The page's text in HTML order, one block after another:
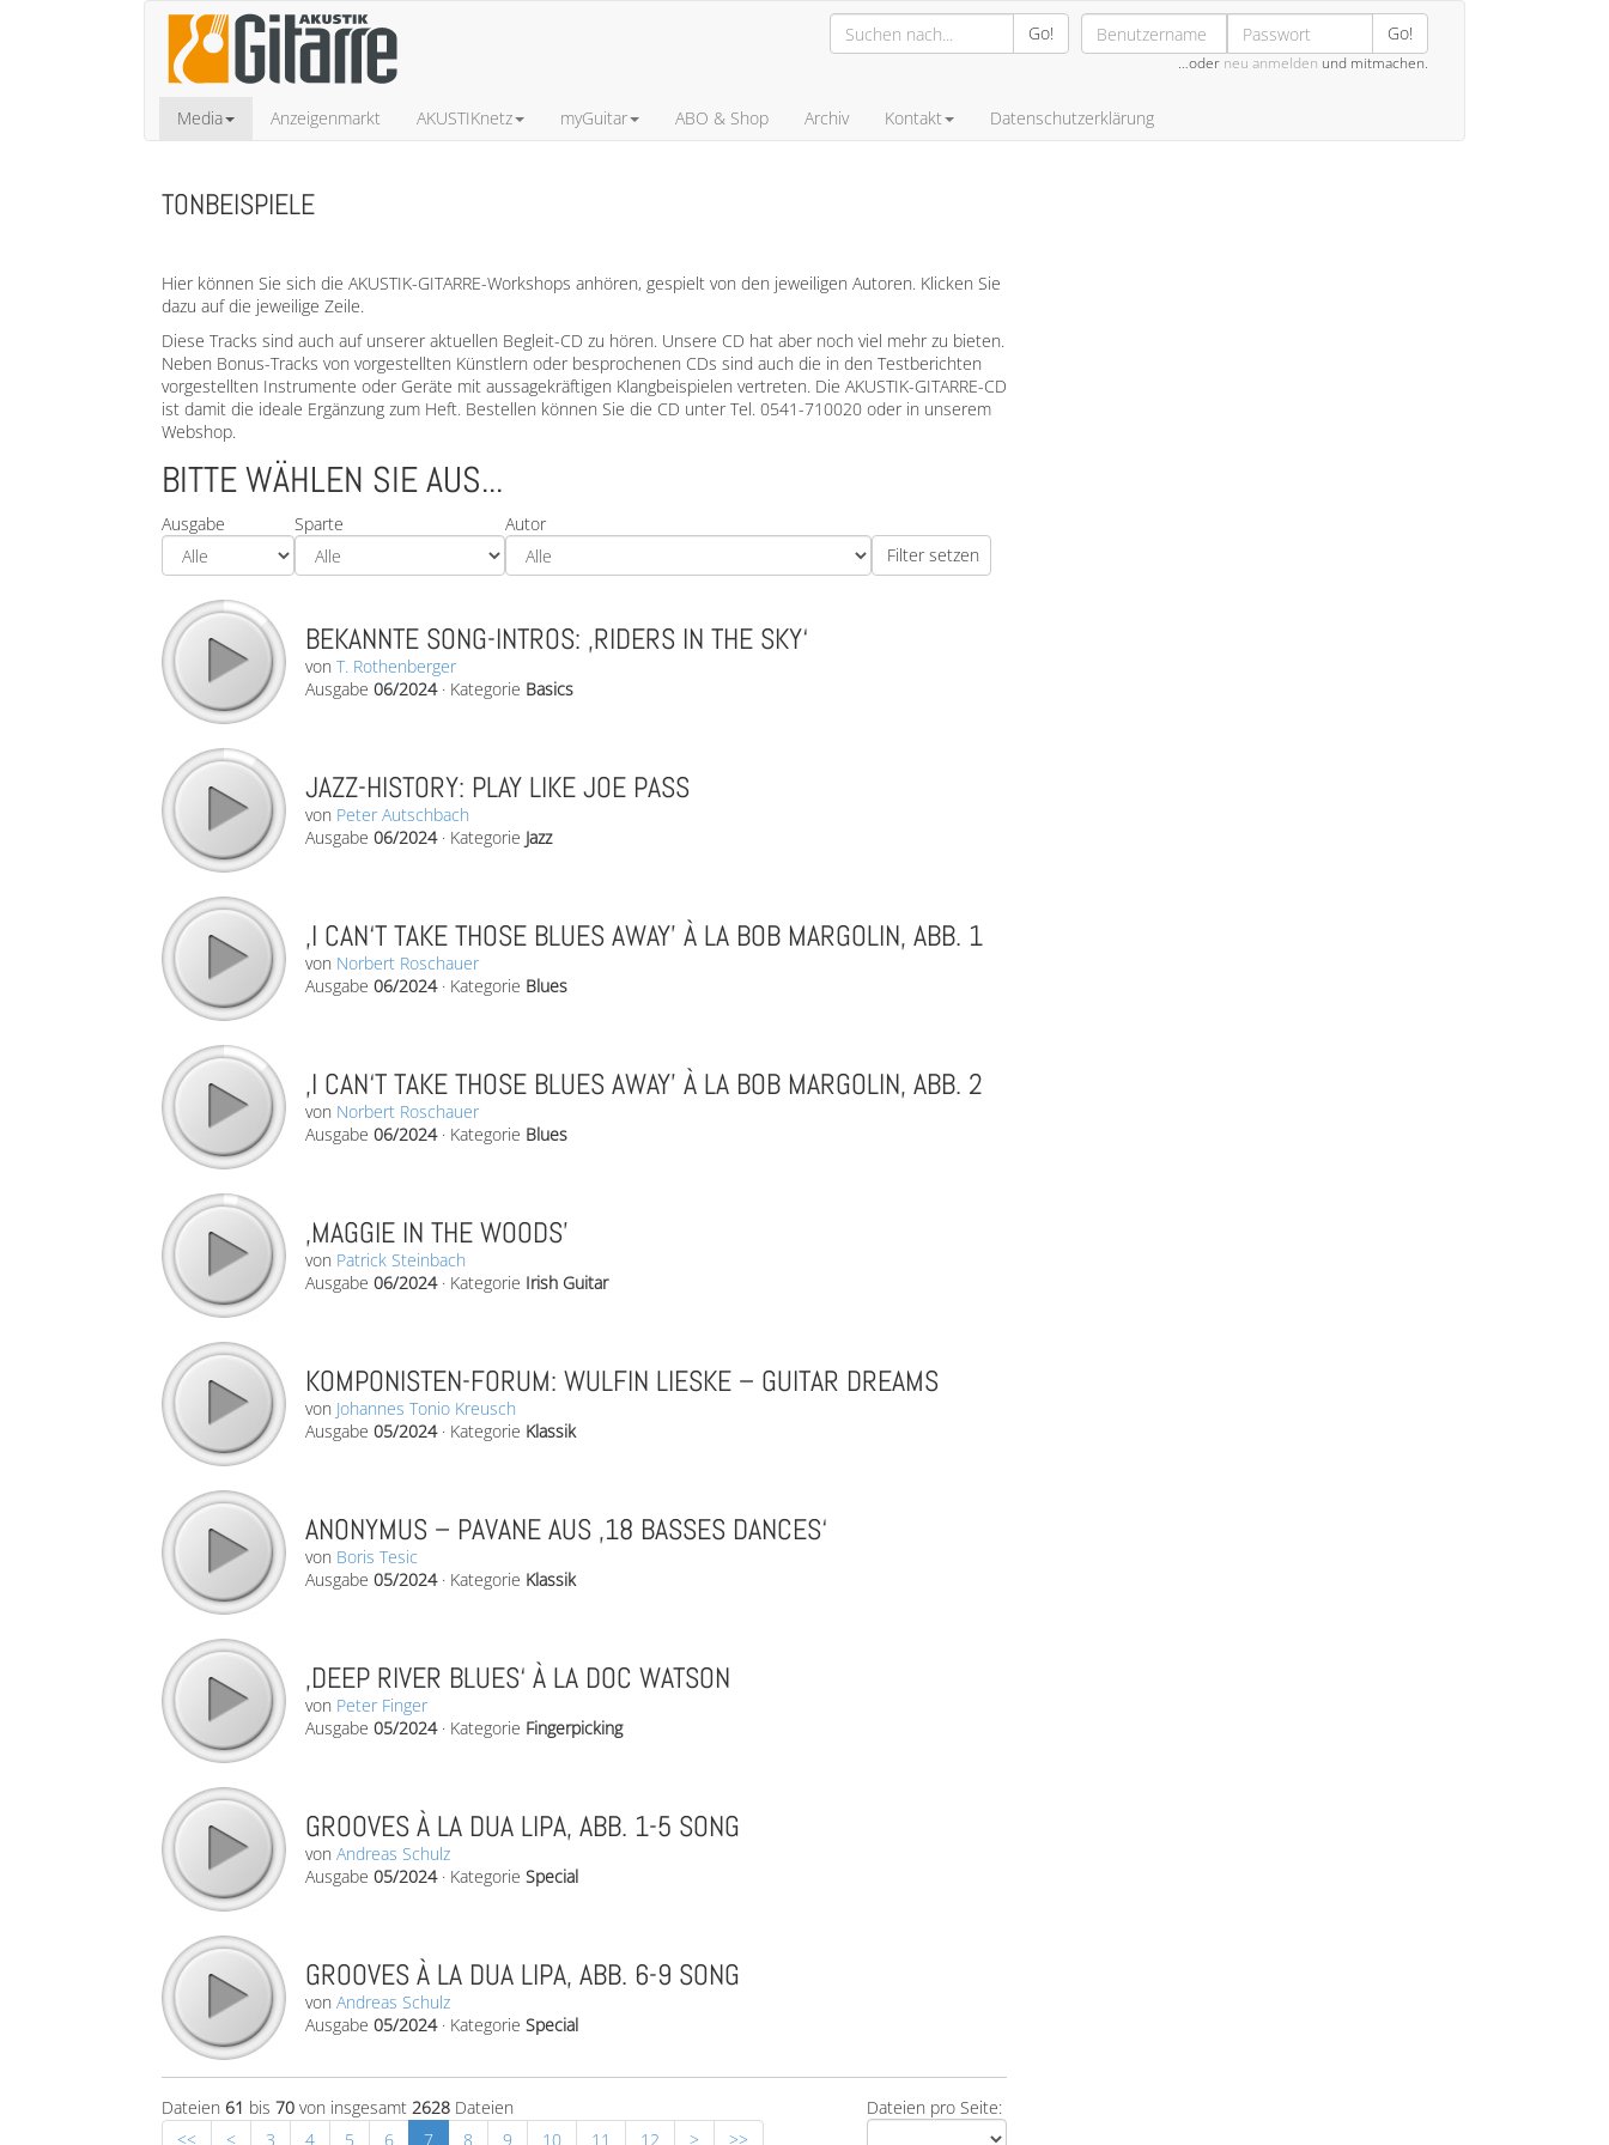
Go! Go!
…oder neu anmelden und mitmachen.
Media Anzeigenmarkt AKUSTIKnetz myGuitar ABO & Shop Archiv Kontakt Datenschutzerklärung
TONBEISPIELE
Hier können Sie sich die AKUSTIK-GITARRE-Workshops anhören, gespielt von den jeweiligen Autoren. Klicken Sie
dazu auf die jeweilige Zeile.
Diese Tracks sind auch auf unserer aktuellen Begleit-CD zu hören. Unsere CD hat aber noch viel mehr zu bieten.
Neben Bonus-Tracks von vorgestellten Künstlern oder besprochenen CDs sind auch die in den Testberichten
vorgestellten Instrumente oder Geräte mit aussagekräftigen Klangbeispielen vertreten. Die AKUSTIK-GITARRE-CD
ist damit die ideale Ergänzung zum Heft. Bestellen können Sie die CD unter Tel. 0541-710020 oder in unserem
Webshop.
BITTE WÄHLEN SIE AUS...
Ausgabe Sparte Autor
BEKANNTE SONG-INTROS: ‚RIDERS IN THE SKY‘
von T. Rothenberger
Ausgabe 06/2024· Kategorie Basics
JAZZ-HISTORY: PLAY LIKE JOE PASS
von Peter Autschbach
Ausgabe 06/2024· Kategorie Jazz
‚I CAN‘T TAKE THOSE BLUES AWAY’ À LA BOB MARGOLIN, ABB. 1
von Norbert Roschauer
Ausgabe 06/2024· Kategorie Blues
‚I CAN‘T TAKE THOSE BLUES AWAY’ À LA BOB MARGOLIN, ABB. 2
von Norbert Roschauer
Ausgabe 06/2024· Kategorie Blues
‚MAGGIE IN THE WOODS’
von Patrick Steinbach
Ausgabe 06/2024· Kategorie Irish Guitar
KOMPONISTEN-FORUM: WULFIN LIESKE – GUITAR DREAMS
von Johannes Tonio Kreusch
Ausgabe 05/2024· Kategorie Klassik
ANONYMUS – PAVANE AUS ‚18 BASSES DANCES‘
von Boris Tesic
Ausgabe 05/2024· Kategorie Klassik
‚DEEP RIVER BLUES‘ À LA DOC WATSON
von Peter Finger
Ausgabe 05/2024· Kategorie Fingerpicking
GROOVES À LA DUA LIPA, ABB. 1-5 SONG
von Andreas Schulz
Ausgabe 05/2024· Kategorie Special
GROOVES À LA DUA LIPA, ABB. 6-9 SONG
von Andreas Schulz
Ausgabe 05/2024· Kategorie Special
Dateien pro Seite:
Dateien 61 bis 70 von insgesamt 2628 Dateien
<<
< 3 4 5 6 7 8 9 10 11 12 > >>